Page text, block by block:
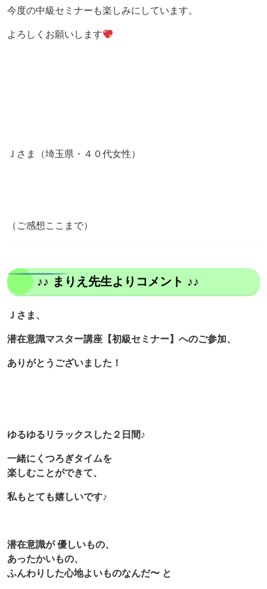
今度の中級セミナーも楽しみにしています。
よろしくお願いします
Ｊさま（埼玉県・４０代女性）
（ご感想ここまで）
♪♪ まりえ先生よりコメント ♪♪
Ｊさま、
潜在意識マスター講座【初級セミナー】へのご参加、
ありがとうございました！
ゆるゆるリラックスした２日間♪
一緒にくつろぎタイムを
楽しむことができて、
私もとても嬉しいです♪
潜在意識が 優しいもの、
あったかいもの、
ふんわりした心地よいものなんだ〜 と